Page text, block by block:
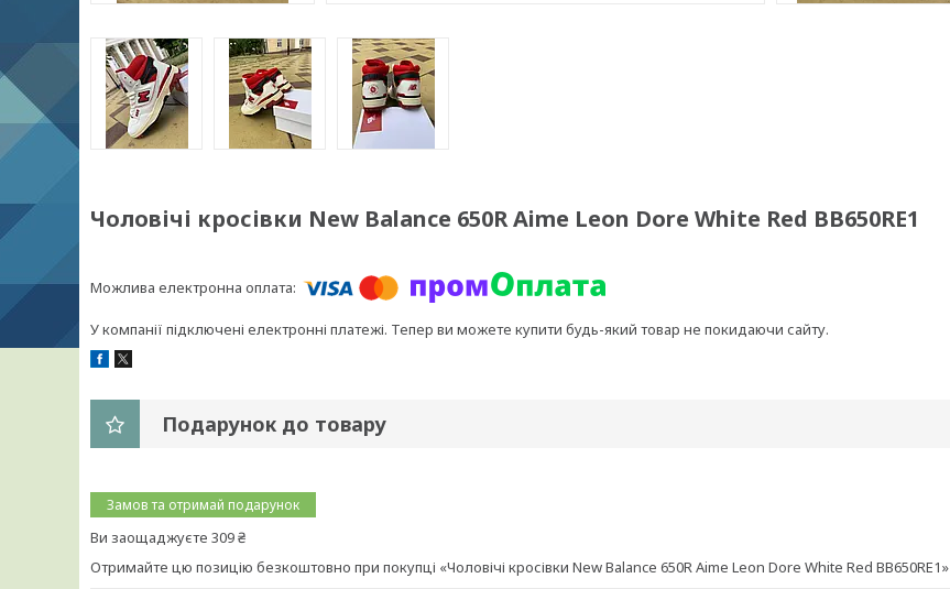
Чоловічі кросівки New Balance 650R Aime Leon Dore White Red BB650RE1
У компанії підключені електронні платежі. Тепер ви можете купити будь-який товар не покидаючи сайту.
Подарунок до товару
Замов та отримай подарунок
Ви заощаджуєте 309 ₴
Отримайте цю позицію безкоштовно при покупці «Чоловічі кросівки New Balance 650R Aime Leon Dore White Red BB650RE1»